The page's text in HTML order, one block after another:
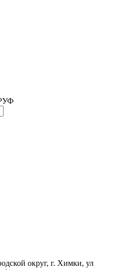
округ, г. Химки, ул